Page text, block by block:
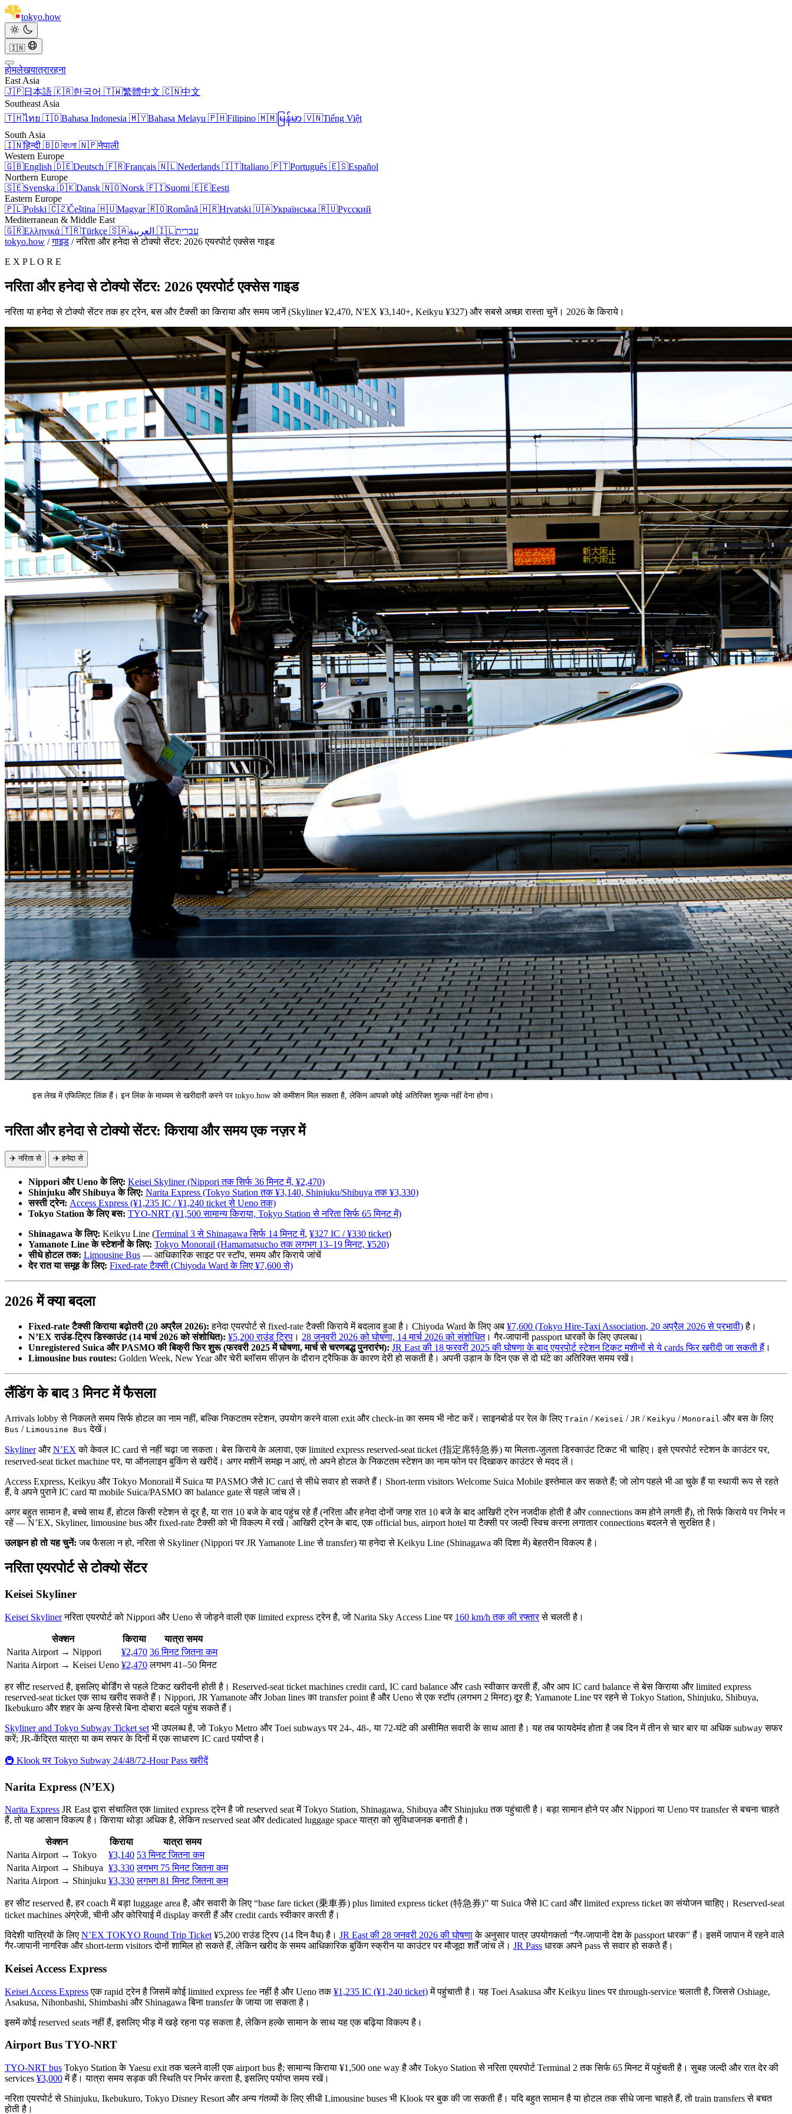
tokyo.how
🇮🇳
होमलेखयात्रारहना
East Asia
🇯🇵日本語 🇰🇷한국어 🇹🇼繁體中文 🇨🇳中文
Southeast Asia
🇹🇭ไทย 🇮🇩Bahasa Indonesia 🇲🇾Bahasa Melayu 🇵🇭Filipino 🇲🇲 မြန်မာ 🇻🇳Tiếng Việt
South Asia
🇮🇳हिन्दी 🇧🇩বাংলা 🇳🇵नेपाली
Western Europe
🇬🇧English 🇩🇪Deutsch 🇫🇷Français 🇳🇱Nederlands 🇮🇹Italiano 🇵🇹Português 🇪🇸Español
Northern Europe
🇸🇪Svenska 🇩🇰Dansk 🇳🇴Norsk 🇫🇮Suomi 🇪🇪Eesti
Eastern Europe
🇵🇱Polski 🇨🇿Čeština 🇭🇺Magyar🇷🇴Română 🇭🇷Hrvatski 🇺🇦Українська 🇷🇺Русский
Mediterranean & Middle East
🇬🇷Ελληνικά 🇹🇷Türkçe 🇸🇦 🇮🇱עברית
tokyo.how / गाइड / नरिता और हनेदा से टोक्यो सेंटर: 2026 एयरपोर्ट एक्सेस गाइड
E X P L O R E
नरिता और हनेदा से टोक्यो सेंटर: 2026 एयरपोर्ट एक्सेस गाइड
नरिता या हनेदा से टोक्यो सेंटर तक हर ट्रेन, बस और टैक्सी का किराया और समय जानें (Skyliner ¥2,470, N'EX ¥3,140+, Keikyu ¥327) और सबसे अच्छा रास्ता चुनें। 2026 के किराये।
इस लेख में एफिलिएट लिंक हैं। इन लिंक के माध्यम से खरीदारी करने पर tokyo.how को कमीशन मिल सकता है, लेकिन आपको कोई अतिरिक्त शुल्क नहीं देना होगा।
नरिता और हनेदा से टोक्यो सेंटर: किराया और समय एक नज़र में
✈️ नरिता से ✈️ हनेदा से
Nippori और Ueno के लिए: Keisei Skyliner (Nippori तक सिर्फ 36 मिनट में, ¥2,470)
Shinjuku और Shibuya के लिए: Narita Express (Tokyo Station तक ¥3,140, Shinjuku/Shibuya तक ¥3,330)
सस्ती ट्रेन: Access Express (¥1,235 IC / ¥1,240 ticket से Ueno तक)
Tokyo Station के लिए बस: TYO-NRT (¥1,500 सामान्य किराया, Tokyo Station से नरिता सिर्फ 65 मिनट में)
Shinagawa के लिए: Keikyu Line (Terminal 3 से Shinagawa सिर्फ 14 मिनट में, ¥327 IC / ¥330 ticket)
Yamanote Line के स्टेशनों के लिए: Tokyo Monorail (Hamamatsucho तक लगभग 13–19 मिनट, ¥520)
सीधे होटल तक: Limousine Bus — आधिकारिक साइट पर स्टॉप, समय और किराये जांचें
देर रात या समूह के लिए: Fixed-rate टैक्सी (Chiyoda Ward के लिए ¥7,600 से)
2026 में क्या बदला
Fixed-rate टैक्सी किराया बढ़ोतरी (20 अप्रैल 2026): हनेदा एयरपोर्ट से fixed-rate टैक्सी किराये में बदलाव हुआ है। Chiyoda Ward के लिए अब ¥7,600 (Tokyo Hire-Taxi Association, 20 अप्रैल 2026 से प्रभावी)है।
N’EX राउंड-ट्रिप डिस्काउंट (14 मार्च 2026 को संशोधित): ¥5,200 राउंड ट्रिप । 28 जनवरी 2026 को घोषणा, 14 मार्च 2026 को संशोधित। गैर-जापानी passport धारकों के लिए उपलब्ध।
Unregistered Suica और PASMO की बिक्री फिर शुरू (फरवरी 2025 में घोषणा, मार्च से चरणबद्ध पुनरारंभ): JR East की 18 फरवरी 2025 की घोषणा के बाद एयरपोर्ट स्टेशन टिकट मशीनों से ये cards फिर खरीदी जा सकती हैं ।
Limousine bus routes: Golden Week, New Year और चेरी ब्लॉसम सीज़न के दौरान ट्रैफिक के कारण देरी हो सकती है। अपनी उड़ान के दिन एक से दो घंटे का अतिरिक्त समय रखें।
लैंडिंग के बाद 3 मिनट में फैसला
Arrivals lobby से निकलते समय सिर्फ होटल का नाम नहीं, बल्कि निकटतम स्टेशन, उपयोग करने वाला exit और check-in का समय भी नोट करें। साइनबोर्ड पर रेल के लिए Train / Keisei / JR / Keikyu / Monorail और बस के लिए
Bus / Limousine Bus देखें।
SkylinerऔरN’EX को केवल IC card से नहीं चढ़ा जा सकता। बेस किराये के अलावा, एक limited express reserved-seat ticket (指定席特急券) या मिलता-जुलता डिस्काउंट टिकट भी चाहिए। इसे एयरपोर्ट स्टेशन के काउंटर पर,
reserved-seat ticket machine पर, या ऑनलाइन बुकिंग से खरीदें। अगर मशीनें समझ न आएं, तो अपने होटल के निकटतम स्टेशन का नाम फोन पर दिखाकर काउंटर से मदद लें।
Access Express, Keikyu और Tokyo Monorail में Suica या PASMO जैसे IC card से सीधे सवार हो सकते हैं। Short-term visitors Welcome Suica Mobile इस्तेमाल कर सकते हैं; जो लोग पहले भी आ चुके हैं या स्थायी रूप से रहते
हैं, वे अपने पुराने IC card या mobile Suica/PASMO का balance gate से पहले जांच लें।
अगर बहुत सामान है, बच्चे साथ हैं, होटल किसी स्टेशन से दूर है, या रात 10 बजे के बाद पहुंच रहे हैं (नरिता और हनेदा दोनों जगह रात 10 बजे के बाद आखिरी ट्रेन नजदीक होती है और connections कम होने लगती हैं), तो सिर्फ किराये पर निर्भर न
रहें — N’EX, Skyliner, limousine bus और fixed-rate टैक्सी को भी विकल्प में रखें। आखिरी ट्रेन के बाद, एक official bus, airport hotel या टैक्सी पर जल्दी स्विच करना लगातार connections बदलने से सुरक्षित है।
उलझन हो तो यह चुनें: जब फैसला न हो, नरिता से Skyliner (Nippori पर JR Yamanote Line से transfer) या हनेदा से Keikyu Line (Shinagawa की दिशा में) बेहतरीन विकल्प है।
नरिता एयरपोर्ट से टोक्यो सेंटर
Keisei Skyliner
Keisei Skylinerनरिता एयरपोर्ट को Nippori और Ueno से जोड़ने वाली एक limited express ट्रेन है, जो Narita Sky Access Line पर 160 km/h तक की रफ्तारसे चलती है।
सेक्शन किराया
यात्रा समय
Narita Airport → Nippori
¥2,470 36 मिनट जितना कम
Narita Airport → Keisei Ueno ¥2,470 लगभग 41–50 मिनट
हर सीट reserved है, इसलिए बोर्डिंग से पहले टिकट खरीदनी होती है। Reserved-seat ticket machines credit card, IC card balance और cash स्वीकार करती हैं, और आप IC card balance से बेस किराया और limited express
reserved-seat ticket एक साथ खरीद सकते हैं। Nippori, JR Yamanote और Joban lines का transfer point है और Ueno से एक स्टॉप (लगभग 2 मिनट) दूर है; Yamanote Line पर रहने से Tokyo Station, Shinjuku, Shibuya,
Ikebukuro और शहर के अन्य हिस्से बिना दोबारा बदले पहुंच सकते हैं।
Skyliner and Tokyo Subway Ticket set भी उपलब्ध है, जो Tokyo Metro और Toei subways पर 24-, 48-, या 72-घंटे की असीमित सवारी के साथ आता है। यह तब फायदेमंद होता है जब दिन में तीन से चार बार या अधिक subway सफर
करें; JR-केंद्रित यात्रा या कम सफर के दिनों में एक साधारण IC card पर्याप्त है।
🚇 Klook पर Tokyo Subway 24/48/72-Hour Pass खरीदें
Narita Express (N’EX)
Narita Express JR East द्वारा संचालित एक limited express ट्रेन है जो reserved seat में Tokyo Station, Shinagawa, Shibuya और Shinjuku तक पहुंचाती है। बड़ा सामान होने पर और Nippori या Ueno पर transfer से बचना चाहते
हैं, तो यह आसान विकल्प है। किराया थोड़ा अधिक है, लेकिन reserved seat और dedicated luggage space यात्रा को सुविधाजनक बनाती है।
सेक्शन किराया
यात्रा समय
Narita Airport → Tokyo
¥3,140 53 मिनट जितना कम
Narita Airport → Shibuya ¥3,330 लगभग 75 मिनट जितना कम
Narita Airport → Shinjuku ¥3,330 लगभग 81 मिनट जितना कम
हर सीट reserved है, हर coach में बड़ा luggage area है, और सवारी के लिए “base fare ticket (乗車券) plus limited express ticket (特急券)” या Suica जैसे IC card और limited express ticket का संयोजन चाहिए। Reserved-seat
ticket machines अंग्रेजी, चीनी और कोरियाई में display करती हैं और credit cards स्वीकार करती हैं।
विदेशी यात्रियों के लिए N’EX TOKYO Round Trip Ticket ¥5,200 राउंड ट्रिप (14 दिन वैध) है। JR East की 28 जनवरी 2026 की घोषणाके अनुसार पात्र उपयोगकर्ता “गैर-जापानी देश के passport धारक” हैं। इसमें जापान में रहने वाले
गैर-जापानी नागरिक और short-term visitors दोनों शामिल हो सकते हैं, लेकिन खरीद के समय आधिकारिक बुकिंग स्क्रीन या काउंटर पर मौजूदा शर्तें जांच लें। JR Pass धारक अपने pass से सवार हो सकते हैं।
Keisei Access Express
Keisei Access Expressएक rapid ट्रेन है जिसमें कोई limited express fee नहीं है और Ueno तक¥1,235 IC (¥1,240 ticket)में पहुंचाती है। यह Toei Asakusa और Keikyu lines पर through-service चलाती है, जिससे Oshiage,
Asakusa, Nihonbashi, Shimbashi और Shinagawa बिना transfer के जाया जा सकता है।
इसमें कोई reserved seats नहीं हैं, इसलिए भीड़ में खड़े रहना पड़ सकता है, लेकिन हल्के सामान के साथ यह एक बढ़िया विकल्प है।
Airport Bus TYO-NRT
TYO-NRT bus Tokyo Station के Yaesu exit तक चलने वाली एक airport bus है; सामान्य किराया ¥1,500 one way है और Tokyo Station से नरिता एयरपोर्ट Terminal 2 तक सिर्फ 65 मिनट में पहुंचती है। सुबह जल्दी और रात देर की
services ¥3,000में हैं। यात्रा समय सड़क की स्थिति पर निर्भर करता है, इसलिए पर्याप्त समय रखें।
नरिता एयरपोर्ट से Shinjuku, Ikebukuro, Tokyo Disney Resort और अन्य गंतव्यों के लिए सीधी Limousine buses भी Klook पर बुक की जा सकती हैं। यदि बहुत सामान है या होटल तक सीधे जाना चाहते हैं, तो train transfers से बचत
होती है।